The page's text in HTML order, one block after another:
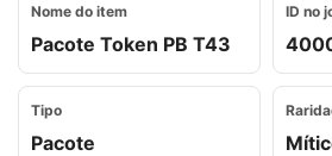
Nome do item
Pacote Token PB T43
ID no
Tipo
Pacote